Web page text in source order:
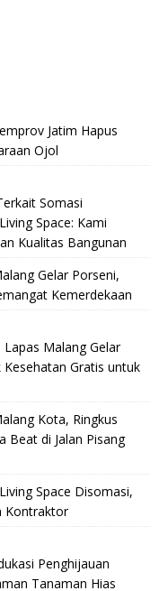
Jatim Hapus
Ojol
Somasi
Space: Kami
Kualitas Bangunan
Gelar Porseni,
Kemerdekaan
Lapas Malang Gelar
Kesehatan Gratis untuk
Kota, Ringkus
Beat di Jalan Pisang
Space Disomasi,
Kontraktor
Penghijauan
Tanaman Hias